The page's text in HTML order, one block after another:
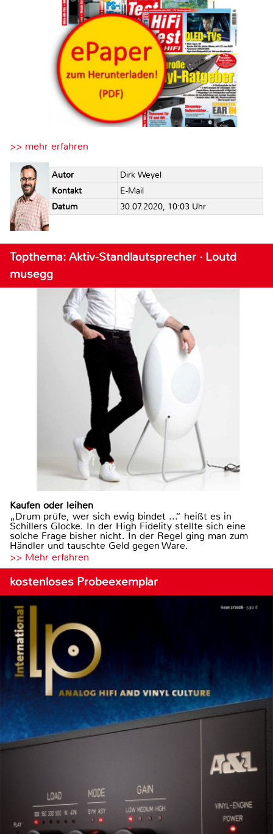
>> mehr erfahren
Autor
Dirk Weyel
Kontakt
E-Mail
Datum
30.07.2020, 10:03 Uhr
Topthema: Aktiv-Standlautsprecher · Loutd
musegg
Kaufen oder leihen
„Drum prüfe, wer sich ewig bindet ...“ heißt es in
Schillers Glocke. In der High Fidelity stellte sich eine
solche Frage bisher nicht. In der Regel ging man zum
Händler und tauschte Geld gegen Ware.
>> Mehr erfahren
kostenloses Probeexemplar